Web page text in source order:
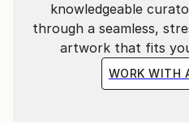
La situazione attuale,
porterà a vivere in un
Ricreato ad hoc per
knowledgeable
through a seamless,
artwork that fits
WORK WITH